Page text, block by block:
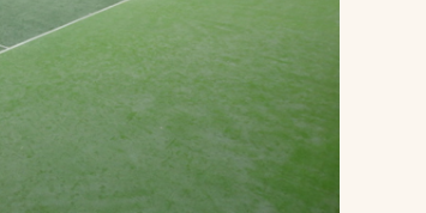
アスリートパートナ
ー
採用情報
お取引先の皆様へ